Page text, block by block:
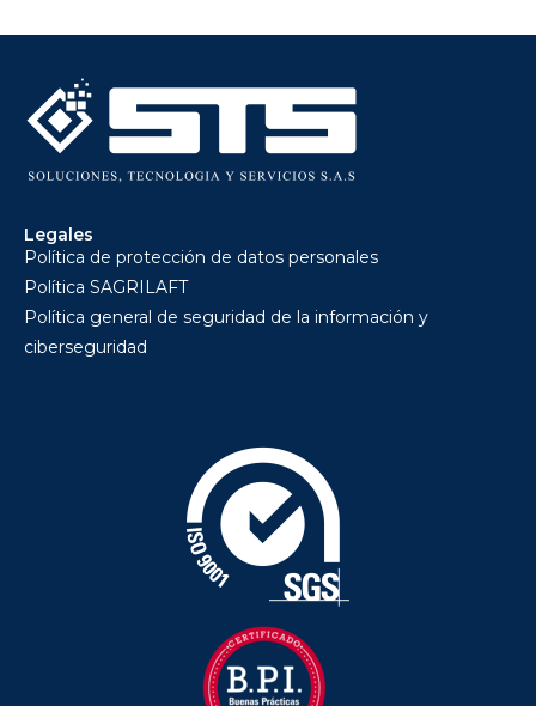
Legales
Política de protección de datos personales
Política SAGRILAFT
Política general de seguridad de la información y
ciberseguridad